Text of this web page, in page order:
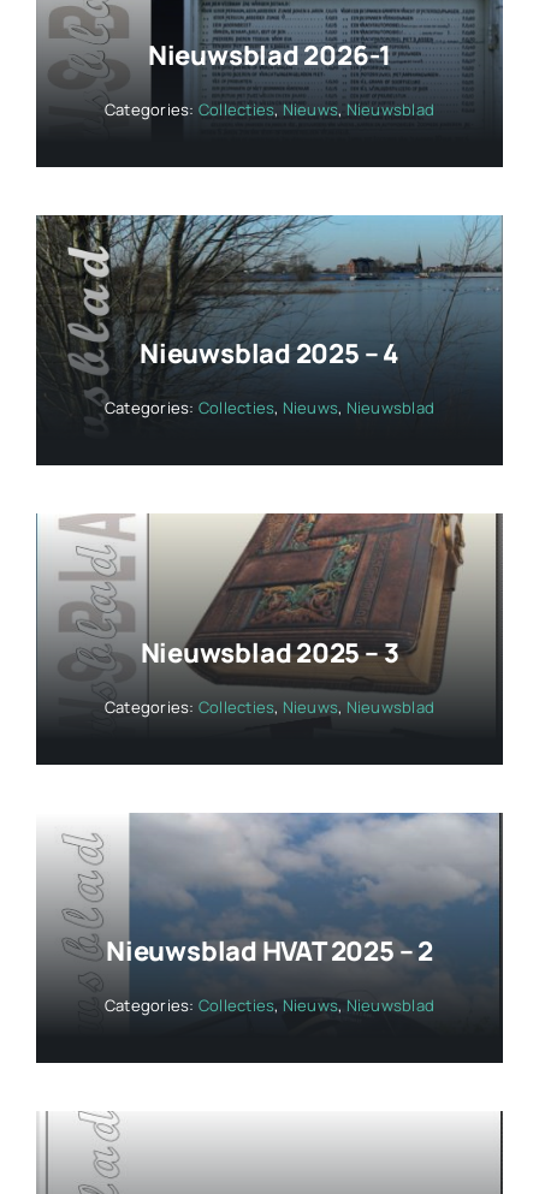
Nieuwsblad 2026-1
Categories: Collecties, Nieuws, Nieuwsblad
Nieuwsblad 2025 – 4
Categories: Collecties, Nieuws, Nieuwsblad
Nieuwsblad 2025 – 3
Categories: Collecties, Nieuws, Nieuwsblad
Nieuwsblad HVAT 2025 – 2
Categories: Collecties, Nieuws, Nieuwsblad